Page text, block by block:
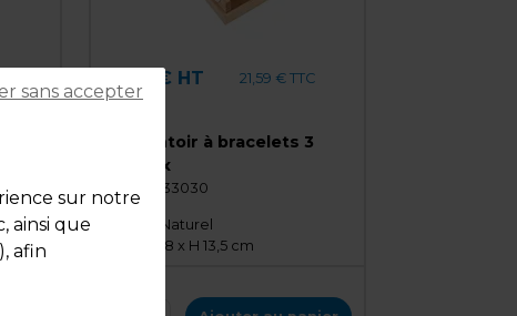
17,99 € HT
21,59 € TTC
l'unité
Présentoir à bracelets 3
niveaux
233030
Beige / Naturel
L 24 x P 18 x H 13,5 cm
sur notre
ainsi que
afin
sans accepter